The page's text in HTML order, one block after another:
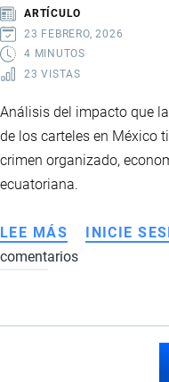
EFECTOS
ECONÓMICOS
ARTÍCULO
23 FEBRERO, 2026
4 MINUTOS
23 VISTAS
Análisis del impacto que
de los carteles en México
crimen organizado,
ecuatoriana.
LEE MÁS SOBRE
CÓMO
ECUADOR
INICIE
comentarios